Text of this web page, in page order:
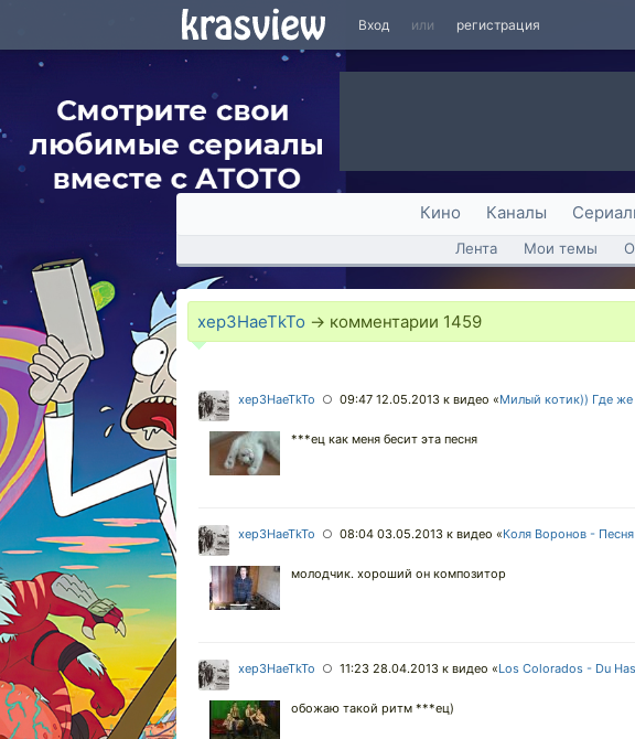
Вход или регистрация
Кино Каналы
Лента Мои темы
xep3HaeTkTo → комментарии 1459
xep3HaeTkTo ○ 09:47 12.05.2013 к видео «Милый котик)) Где же
***ец как меня бесит эта песня
xep3HaeTkTo ○ 08:04 03.05.2013 к видео «Коля Воронов -
молодчик. хороший он композитор
xep3HaeTkTo ○ 11:23 28.04.2013 к видео «Los Colorados - Du
обожаю такой ритм ***ец)